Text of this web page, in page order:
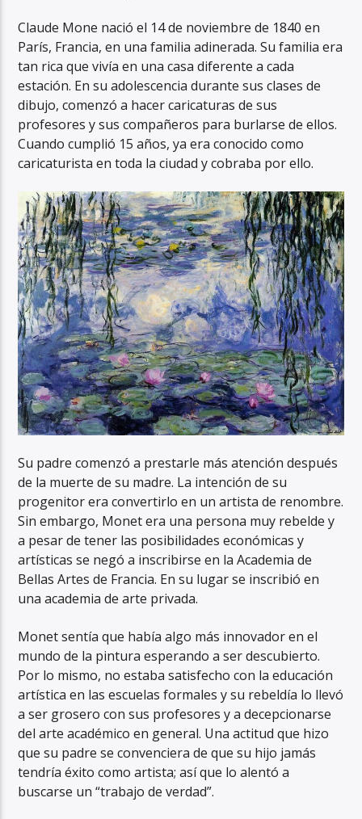
Claude Mone nació el 14 de noviembre de 1840 en
París, Francia, en una familia adinerada. Su familia era
tan rica que vivía en una casa diferente a cada
estación. En su adolescencia durante sus clases de
dibujo, comenzó a hacer caricaturas de sus
profesores y sus compañeros para burlarse de ellos.
Cuando cumplió 15 años, ya era conocido como
caricaturista en toda la ciudad y cobraba por ello.
Su padre comenzó a prestarle más atención después
de la muerte de su madre. La intención de su
progenitor era convertirlo en un artista de renombre.
Sin embargo, Monet era una persona muy rebelde y
a pesar de tener las posibilidades económicas y
artísticas se negó a inscribirse en la Academia de
Bellas Artes de Francia. En su lugar se inscribió en
una academia de arte privada.
Monet sentía que había algo más innovador en el
mundo de la pintura esperando a ser descubierto.
Por lo mismo, no estaba satisfecho con la educación
artística en las escuelas formales y su rebeldía lo llevó
a ser grosero con sus profesores y a decepcionarse
del arte académico en general. Una actitud que hizo
que su padre se convenciera de que su hijo jamás
tendría éxito como artista; así que lo alentó a
buscarse un “trabajo de verdad”.